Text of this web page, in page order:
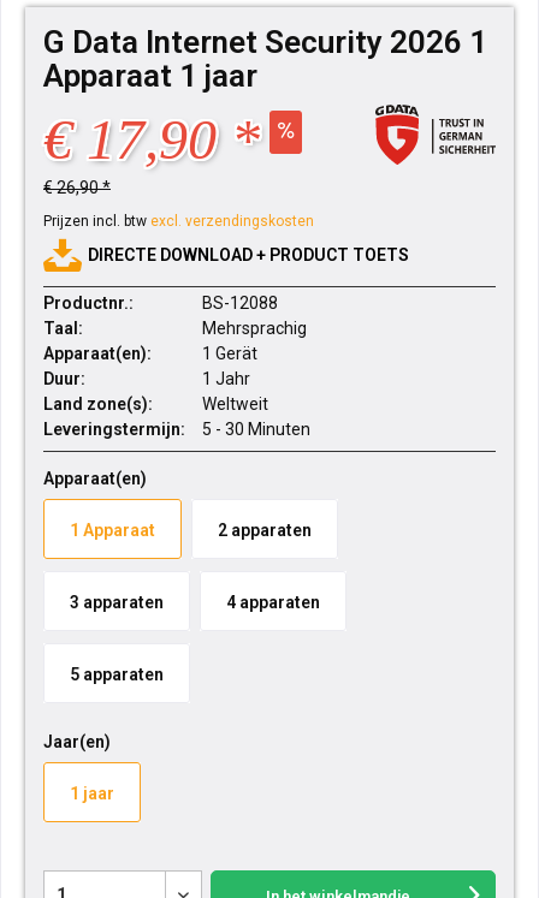
G Data Internet Security 2026 1
Apparaat 1 jaar
€ 17,90 *
€ 26,90 *
Prijzen incl. btw excl. verzendingskosten
DIRECTE DOWNLOAD + PRODUCT TOETS
Productnr.:
BS-12088
Taal:
Mehrsprachig
Apparaat(en):
1 Gerät
Duur:
1 Jahr
Land zone(s):
Weltweit
Leveringstermijn:
5 - 30 Minuten
Apparaat(en)
1 Apparaat 2 apparaten
3 apparaten 4 apparaten
5 apparaten
Jaar(en)
1 jaar